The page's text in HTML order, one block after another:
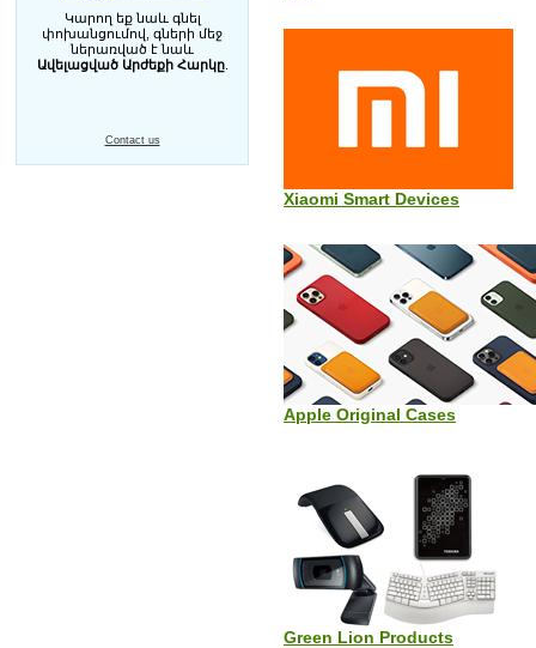
Կարող եք նաև գնել
փոխանցումով, գների մեջ
ներառված է նաև
Ավելացված Արժեքի Հարկը.
Contact us
Xiaomi Smart Devices
Apple Original Cases
Green Lion Products